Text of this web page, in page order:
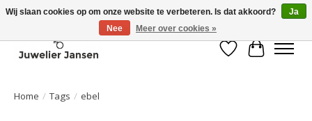
Verlanglijst
Home / Tags / ebel
Wij slaan cookies op om onze website te verbeteren. Is dat akkoord?
Ja
Nee
Meer over cookies »